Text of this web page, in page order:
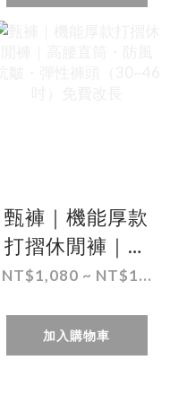
費改長
甄褲｜機能厚款
打摺休閒褲｜高
腰直筒・防風抗
（30~46 吋）免
費改長
NT$1,080 ~ NT$1...
加入購物車